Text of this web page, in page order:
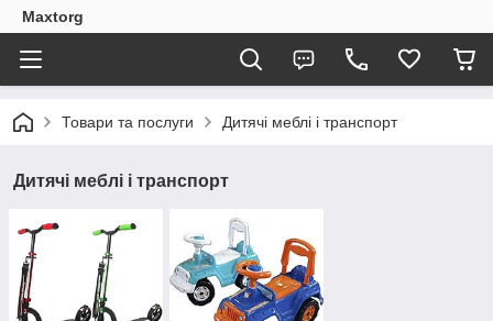
Maxtorg
Товари та послуги Дитячі меблі і транспорт
Дитячі меблі і транспорт